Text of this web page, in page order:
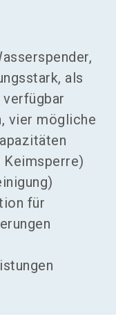
als
vier mögliche
Keimsperre)
für